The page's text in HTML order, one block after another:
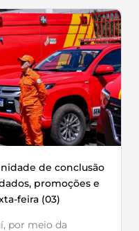
de conclusão
promoções e
feira (03)
por meio da